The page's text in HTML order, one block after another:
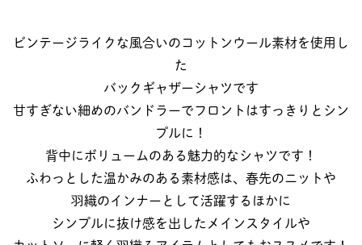
ビンテージライクな風合いのコットンウール素材を使用し
た
バックギャザーシャツです
甘すぎない細めのバンドラーでフロントはすっきりとシン
プルに！
背中にボリュームのある魅力的なシャツです！
ふわっとした温かみのある素材感は、春先のニットや
羽織のインナーとして活躍するほかに
シンプルに抜け感を出したメインスタイルや